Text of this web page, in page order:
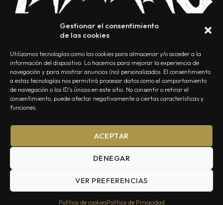
Gestionar el consentimiento
de las cookies
Utilizamos tecnologías como las cookies para almacenar y/o acceder a la
información del dispositivo. Lo hacemos para mejorar la experiencia de
navegación y para mostrar anuncios (no) personalizados. El consentimiento
a estas tecnologías nos permitirá procesar datos como el comportamiento
de navegación o los ID's únicos en este sitio. No consentir o retirar el
consentimiento, puede afectar negativamente a ciertas características y
funciones.
ACEPTAR
DENEGAR
VER PREFERENCIAS
Política de cookiesPolítica de Privacidad
NOSOTROS CONTACTO EDITORIAL POLÍTICA DE PRIVACIDAD
Summa Inferno — Todos los Derechos Reservados © 2026